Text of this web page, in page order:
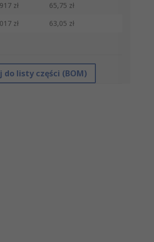
zł
65,75 zł
zł 63,05 zł
do listy części (BOM)